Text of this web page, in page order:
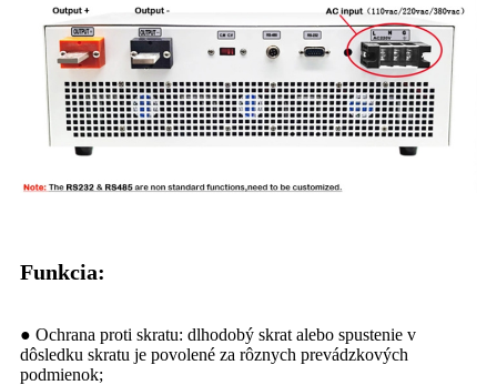
Funkcia:
● Ochrana proti skratu: dlhodobý skrat alebo spustenie v
dôsledku skratu je povolené za rôznych prevádzkových
podmienok;